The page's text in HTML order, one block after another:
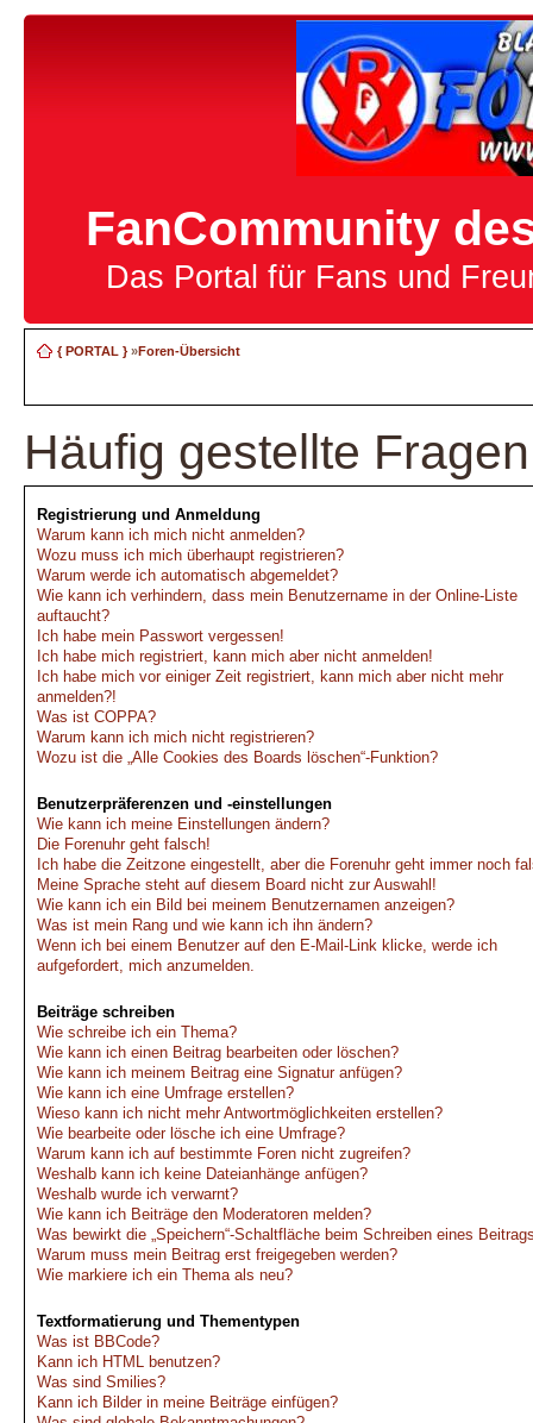
FanCommunity
Das Portal für Fans und
{ PORTAL }»Foren-Übersicht
Häufig gestellte Fragen
Registrierung und Anmeldung
Warum kann ich mich nicht anmelden?
Wozu muss ich mich überhaupt registrieren?
Warum werde ich automatisch abgemeldet?
Wie kann ich verhindern, dass mein Benutzername in der Online-Liste
auftaucht?
Ich habe mein Passwort vergessen!
Ich habe mich registriert, kann mich aber nicht anmelden!
Ich habe mich vor einiger Zeit registriert, kann mich aber nicht mehr
anmelden?!
Was ist COPPA?
Warum kann ich mich nicht registrieren?
Wozu ist die „Alle Cookies des Boards löschen“-Funktion?
Benutzerpräferenzen und -einstellungen
Wie kann ich meine Einstellungen ändern?
Die Forenuhr geht falsch!
Ich habe die Zeitzone eingestellt, aber die Forenuhr geht immer noch
Meine Sprache steht auf diesem Board nicht zur Auswahl!
Wie kann ich ein Bild bei meinem Benutzernamen anzeigen?
Was ist mein Rang und wie kann ich ihn ändern?
Wenn ich bei einem Benutzer auf den E-Mail-Link klicke, werde ich
aufgefordert, mich anzumelden.
Beiträge schreiben
Wie schreibe ich ein Thema?
Wie kann ich einen Beitrag bearbeiten oder löschen?
Wie kann ich meinem Beitrag eine Signatur anfügen?
Wie kann ich eine Umfrage erstellen?
Wieso kann ich nicht mehr Antwortmöglichkeiten erstellen?
Wie bearbeite oder lösche ich eine Umfrage?
Warum kann ich auf bestimmte Foren nicht zugreifen?
Weshalb kann ich keine Dateianhänge anfügen?
Weshalb wurde ich verwarnt?
Wie kann ich Beiträge den Moderatoren melden?
Was bewirkt die „Speichern“-Schaltfläche beim Schreiben eines
Warum muss mein Beitrag erst freigegeben werden?
Wie markiere ich ein Thema als neu?
Textformatierung und Thementypen
Was ist BBCode?
Kann ich HTML benutzen?
Was sind Smilies?
Kann ich Bilder in meine Beiträge einfügen?